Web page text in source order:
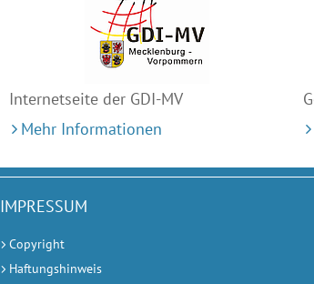
Internetseite der GDI-MV
Mehr Informationen
IMPRESSUM
Copyright
Haftungshinweis